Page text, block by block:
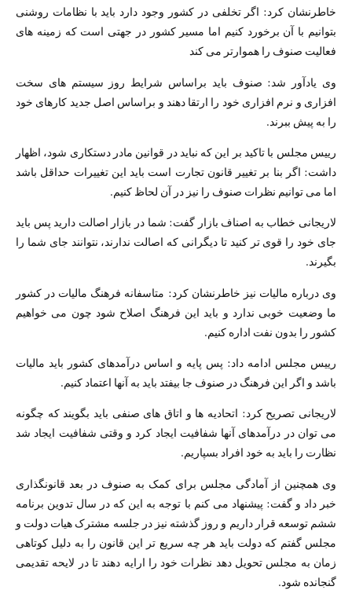
خاطرنشان کرد: اگر تخلفی در کشور وجود دارد باید با نظامات روشنی
بتوانیم با آن برخورد کنیم اما مسیر کشور در جهتی است که زمینه های
فعالیت صنوف را هموارتر می کند
وی یادآور شد: صنوف باید براساس شرایط روز سیستم های سخت
افزاری و نرم افزاری خود را ارتقا دهند و براساس اصل جدید کارهای خود
را به پیش ببرند.
رییس مجلس با تاکید بر این که نباید در قوانین مادر دستکاری شود، اظهار
داشت: اگر بنا بر تغییر قانون تجارت است باید این تغییرات حداقل باشد
اما می توانیم نظرات صنوف را نیز در آن لحاظ کنیم.
لاریجانی خطاب به اصناف بازار گفت: شما در بازار اصالت دارید پس باید
جای خود را قوی تر کنید تا دیگرانی که اصالت ندارند، نتوانند جای شما را
بگیرند.
وی درباره مالیات نیز خاطرنشان کرد: متاسفانه فرهنگ مالیات در کشور
ما وضعیت خوبی ندارد و باید این فرهنگ اصلاح شود چون می خواهیم
کشور را بدون نفت اداره کنیم.
رییس مجلس ادامه داد: پس پایه و اساس درآمدهای کشور باید مالیات
باشد و اگر این فرهنگ در صنوف جا بیفتد باید به آنها اعتماد کنیم.
لاریجانی تصریح کرد: اتحادیه ها و اتاق های صنفی باید بگویند که چگونه
می توان در درآمدهای آنها شفافیت ایجاد کرد و وقتی شفافیت ایجاد شد
نظارت را باید به خود افراد بسپاریم.
وی همچنین از آمادگی مجلس برای کمک به صنوف در بعد قانونگذاری
خبر داد و گفت: پیشنهاد می کنم با توجه به این که در سال تدوین برنامه
ششم توسعه قرار داریم و روز گذشته نیز در جلسه مشترک هیات دولت و
مجلس گفتم که دولت باید هر چه سریع تر این قانون را به دلیل کوتاهی
زمان به مجلس تحویل دهد نظرات خود را ارایه دهند تا در لایحه تقدیمی
گنجانده شود.